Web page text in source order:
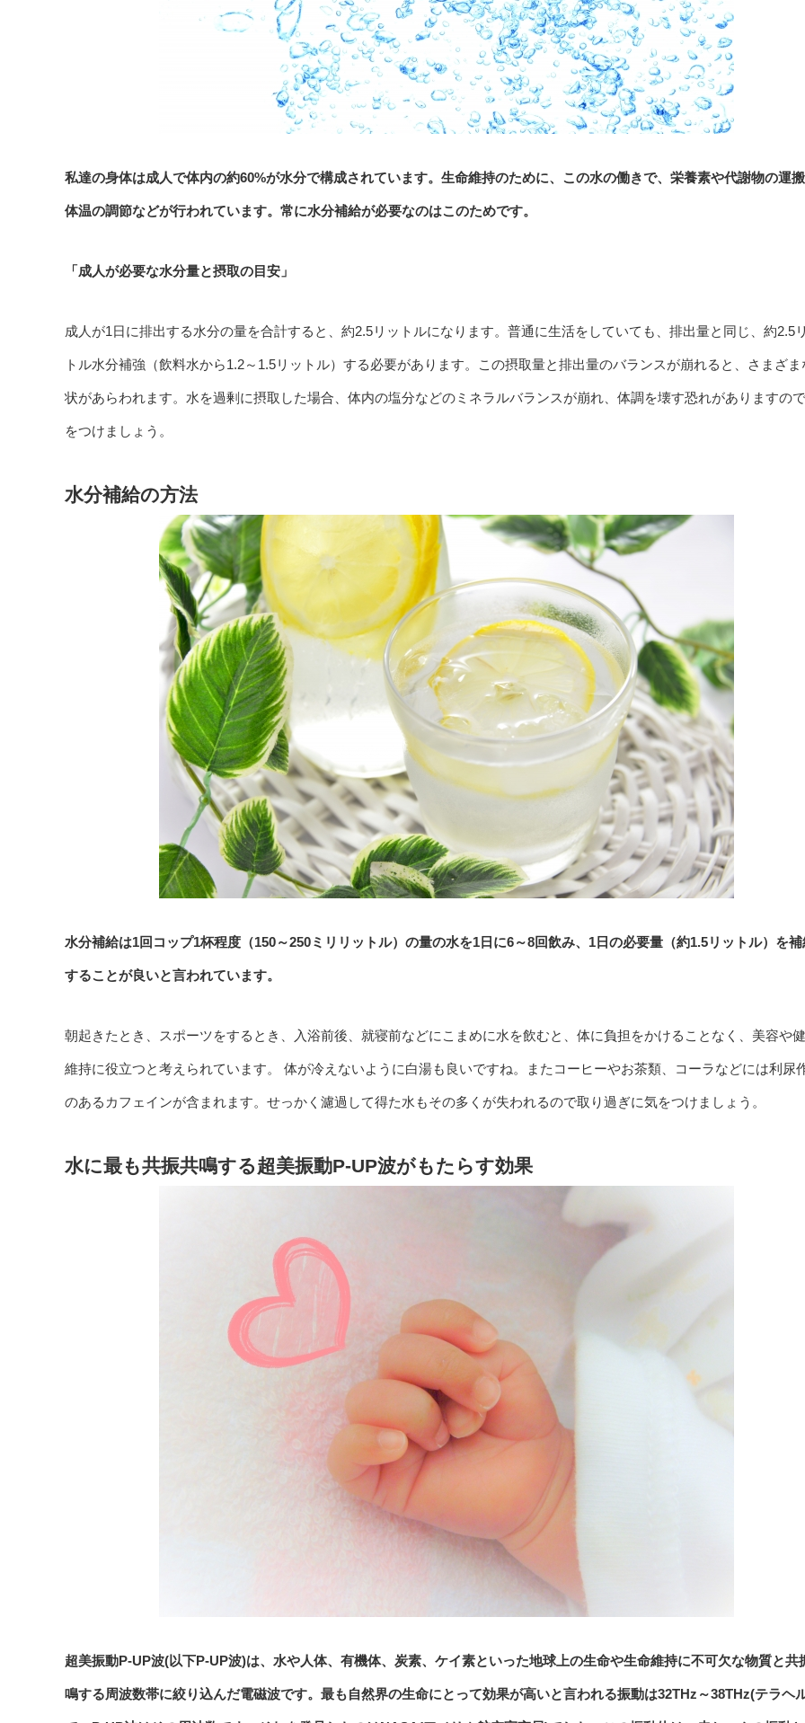
私達の身体は成人で体内の約60%が水分で構成されています。生命維持のために、この水の働きで、栄養素や代謝物の運搬
体温の調節などが行われています。常に水分補給が必要なのはこのためです。
「成人が必要な水分量と摂取の目安」
成人が1日に排出する水分の量を合計すると、約2.5リットルになります。普通に生活をしていても、排出量と同じ、約2.5
トル水分補強（飲料水から1.2～1.5リットル）する必要があります。この摂取量と排出量のバランスが崩れると、さまざま
状があらわれます。水を過剰に摂取した場合、体内の塩分などのミネラルバランスが崩れ、体調を壊す恐れがありますの
をつけましょう。
水分補給の方法
水分補給は1回コップ1杯程度（150～250ミリリットル）の量の水を1日に6～8回飲み、1日の必要量（約1.5リットル）を補
することが良いと言われています。
朝起きたとき、スポーツをするとき、入浴前後、就寝前などにこまめに水を飲むと、体に負担をかけることなく、美容や
維持に役立つと考えられています。 体が冷えないように白湯も良いですね。またコーヒーやお茶類、コーラなどには利尿
のあるカフェインが含まれます。せっかく濾過して得た水もその多くが失われるので取り過ぎに気をつけましょう。
水に最も共振共鳴する超美振動P-UP波がもたらす効果
超美振動P-UP波(以下P-UP波)は、水や人体、有機体、炭素、ケイ素といった地球上の生命や生命維持に不可欠な物質と共
鳴する周波数帯に絞り込んだ電磁波です。最も自然界の生命にとって効果が高いと言われる振動は32THz～38THz(テラヘ